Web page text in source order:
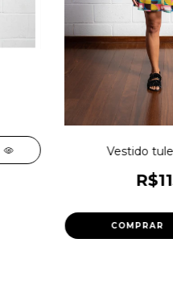
Vestido
COMPRAR